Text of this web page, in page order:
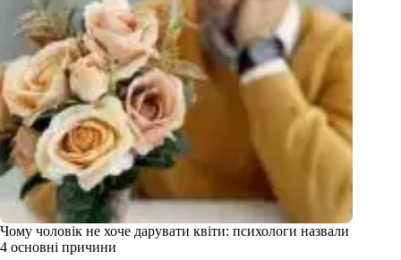
Чому чоловік не хоче дарувати квіти: психологи назвали
4 основні причини